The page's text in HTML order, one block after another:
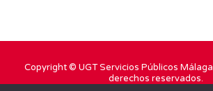
Copyright © UGT Servicios Públicos Málaga
derechos reservados.